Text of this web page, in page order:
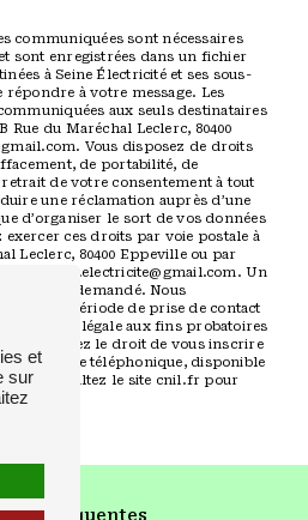
communiquées sont nécessaires
sont enregistrées dans un fichier
à Seine Électricité et ses sous-
à votre message. Les
aux seuls destinataires
Rue du Maréchal Leclerc, 80400
Vous disposez de droits
de portabilité, de
de votre consentement à tout
une réclamation auprès d’une
d’organiser le sort de vos données
ces droits par voie postale à
Leclerc, 80400 Eppeville ou par
seine.electricite@gmail.com. Un
être demandé. Nous
la période de prise de contact
légale aux fins probatoires
Vous avez le droit de vous inscrire
téléphonique, disponible
. Consultez le site cnil.fr pour
droits.
et
sur